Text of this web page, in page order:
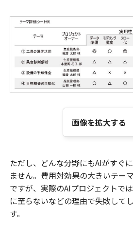
画像を拡大する
ただし、どんな分野にもAIがすぐ
ません。費用対効果の大きいテー
ですが、実際のAIプロジェクトで
に至らないなどの理由で失敗して
す。